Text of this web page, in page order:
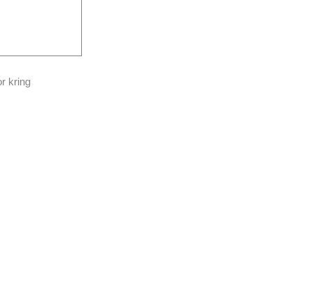
kring